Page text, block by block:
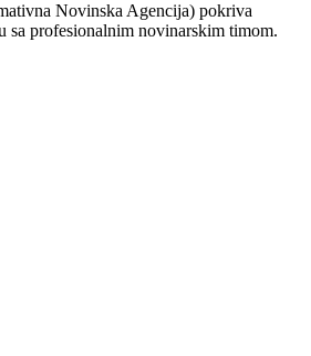
Novinska Agencija) pokriva
sa profesionalnim novinarskim timom.